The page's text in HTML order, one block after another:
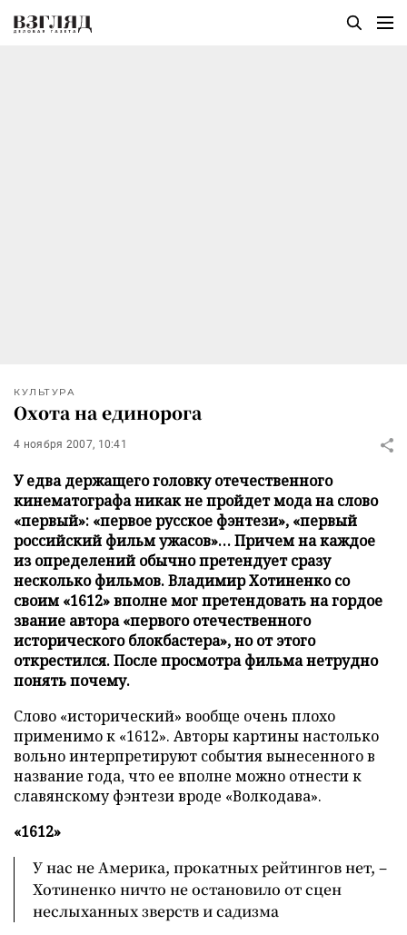
КУЛЬТУРА
Охота на единорога
4 ноября 2007, 10:41
У едва держащего головку отечественного
кинематографа никак не пройдет мода на слово
«первый»: «первое русское фэнтези», «первый
российский фильм ужасов»… Причем на каждое
из определений обычно претендует сразу
несколько фильмов. Владимир Хотиненко со
своим «1612» вполне мог претендовать на гордое
звание автора «первого отечественного
исторического блокбастера», но от этого
открестился. После просмотра фильма нетрудно
понять почему.
Слово «исторический» вообще очень плохо
применимо к «1612». Авторы картины настолько
вольно интерпретируют события вынесенного в
название года, что ее вполне можно отнести к
славянскому фэнтези вроде «Волкодава».
«1612»
У нас не Америка, прокатных рейтингов нет, –
Хотиненко ничто не остановило от сцен
неслыханных зверств и садизма